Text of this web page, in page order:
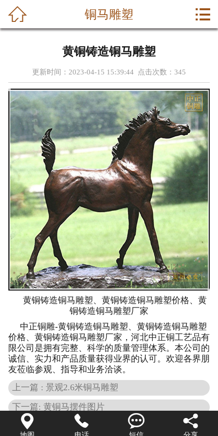
新闻中心
成功案例
荣誉资质
公司动态
联系我们
 铜马雕塑 
黄铜铸造铜马雕塑
更新时间：2023-04-15 15:39:44 点击次数： 345
黄铜铸造铜马雕塑、黄铜铸造铜马雕塑价格、黄
铜铸造铜马雕塑厂家
中正铜雕-黄铜铸造铜马雕塑、黄铜铸造铜马雕塑
价格、黄铜铸造铜马雕塑厂家 ，河北中正铜工艺品有
限公司是拥有完整、科学的质量管理体系。本公司的
诚信、实力和产品质量获得业界的认可。欢迎各界朋
友莅临参观、指导和业务洽谈。
上一篇 : 景观2.6米铜马雕塑
下一篇: 黄铜马摆件图片
   